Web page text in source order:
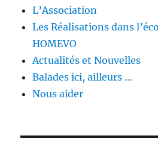
L’Association
Les Réalisations dans
HOMEVO
Actualités et Nouvelles
Balades ici, ailleurs …
Nous aider